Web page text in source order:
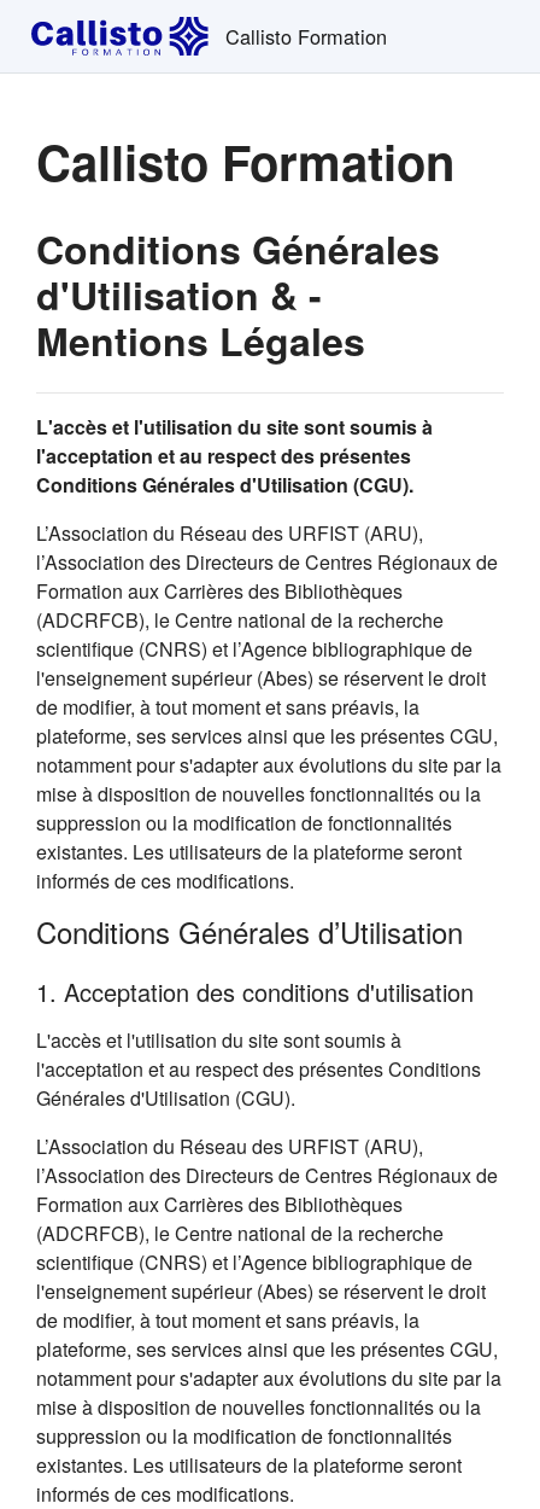
Passer au contenu principal
Callisto Formation
Callisto Formation
Conditions Générales
d'Utilisation & -
Mentions Légales
L'accès et l'utilisation du site sont soumis à
l'acceptation et au respect des présentes
Conditions Générales d'Utilisation (CGU).
L’Association du Réseau des URFIST (ARU),
l’Association des Directeurs de Centres Régionaux de
Formation aux Carrières des Bibliothèques
(ADCRFCB), le Centre national de la recherche
scientifique (CNRS) et l’Agence bibliographique de
l'enseignement supérieur (Abes) se réservent le droit
de modifier, à tout moment et sans préavis, la
plateforme, ses services ainsi que les présentes CGU,
notamment pour s'adapter aux évolutions du site par la
mise à disposition de nouvelles fonctionnalités ou la
suppression ou la modification de fonctionnalités
existantes. Les utilisateurs de la plateforme seront
informés de ces modifications.
Conditions Générales d’Utilisation
1. Acceptation des conditions d'utilisation
L'accès et l'utilisation du site sont soumis à
l'acceptation et au respect des présentes Conditions
Générales d'Utilisation (CGU).
L’Association du Réseau des URFIST (ARU),
l’Association des Directeurs de Centres Régionaux de
Formation aux Carrières des Bibliothèques
(ADCRFCB), le Centre national de la recherche
scientifique (CNRS) et l’Agence bibliographique de
l'enseignement supérieur (Abes) se réservent le droit
de modifier, à tout moment et sans préavis, la
plateforme, ses services ainsi que les présentes CGU,
notamment pour s'adapter aux évolutions du site par la
mise à disposition de nouvelles fonctionnalités ou la
suppression ou la modification de fonctionnalités
existantes. Les utilisateurs de la plateforme seront
informés de ces modifications.